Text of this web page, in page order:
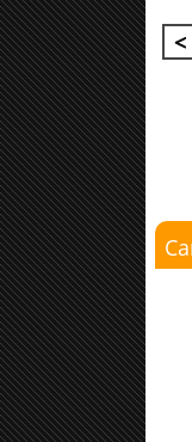
CAMERA QUESTEK
4181D